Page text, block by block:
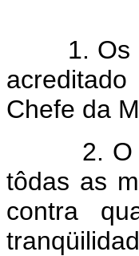
1. Os
Chefe da
2. O
tôdas as
contra